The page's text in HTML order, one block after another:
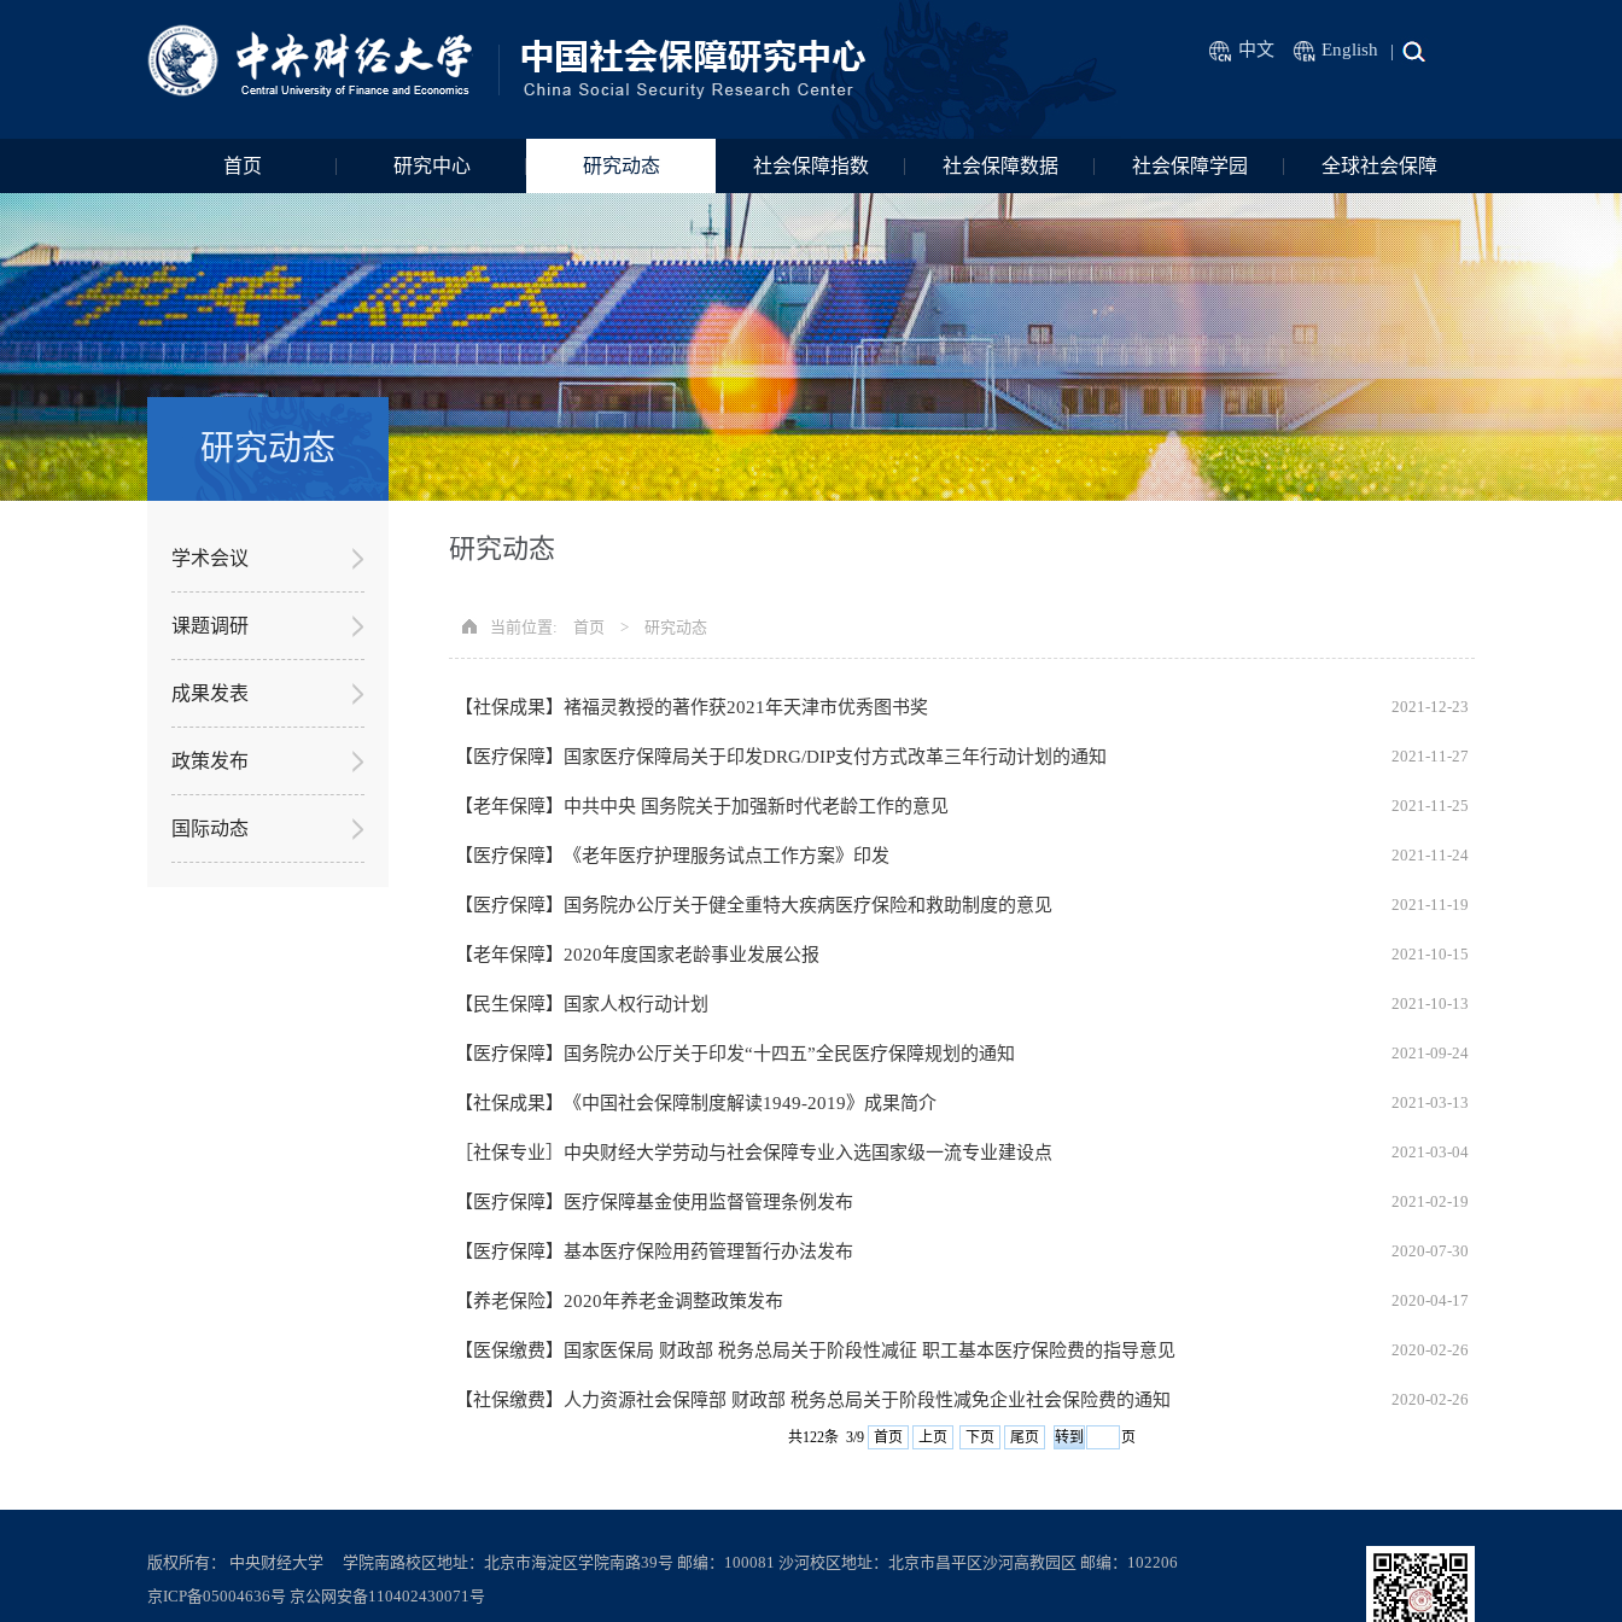
中文 English |
首页 研究中心 研究动态 社会保障指数 社会保障数据 社会保障学园 全球社会保障
研究动态
学术会议
课题调研
成果发表
政策发布
国际动态
研究动态
当前位置: 首页 > 研究动态
2021-12-23
【社保成果】褚福灵教授的著作获2021年天津市优秀图书奖
2021-11-27
【医疗保障】国家医疗保障局关于印发DRG/DIP支付方式改革三年行动计划的通知
2021-11-25
【老年保障】中共中央 国务院关于加强新时代老龄工作的意见
2021-11-24
【医疗保障】《老年医疗护理服务试点工作方案》印发
2021-11-19
【医疗保障】国务院办公厅关于健全重特大疾病医疗保险和救助制度的意见
2021-10-15
【老年保障】2020年度国家老龄事业发展公报
2021-10-13
【民生保障】国家人权行动计划
2021-09-24
【医疗保障】国务院办公厅关于印发“十四五”全民医疗保障规划的通知
2021-03-13
【社保成果】《中国社会保障制度解读1949-2019》成果简介
2021-03-04
［社保专业］中央财经大学劳动与社会保障专业入选国家级一流专业建设点
2021-02-19
【医疗保障】医疗保障基金使用监督管理条例发布
2020-07-30
【医疗保障】基本医疗保险用药管理暂行办法发布
2020-04-17
【养老保险】2020年养老金调整政策发布
2020-02-26
【医保缴费】国家医保局 财政部 税务总局关于阶段性减征 职工基本医疗保险费的指导意见
2020-02-26
【社保缴费】人力资源社会保障部 财政部 税务总局关于阶段性减免企业社会保险费的通知
共122条 3/9 首页 上页 下页 尾页 页
版权所有： 中央财经大学 学院南路校区地址：北京市海淀区学院南路39号 邮编：100081 沙河校区地址：北京市昌平区沙河高教园区 邮编：102206
京ICP备05004636号 京公网安备110402430071号